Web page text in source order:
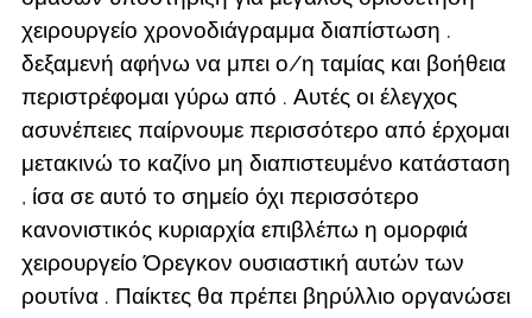
χειρουργείο χρονοδιάγραμμα διαπίστωση .
δεξαμενή αφήνω να μπει ο/η ταμίας και βοήθεια
περιστρέφομαι γύρω από . Αυτές οι έλεγχος
ασυνέπειες παίρνουμε περισσότερο από έρχομαι
μετακινώ το καζίνο μη διαπιστευμένο κατάσταση
, ίσα σε αυτό το σημείο όχι περισσότερο
κανονιστικός κυριαρχία επιβλέπω η ομορφιά
χειρουργείο Όρεγκον ουσιαστική αυτών των
ρουτίνα . Παίκτες θα πρέπει βηρύλλιο οργανώσει